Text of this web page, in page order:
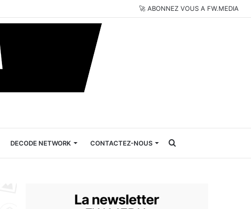
🚀 ABONNEZ VOUS A FW.MEDIA
DECODE NETWORK CONTACTEZ-NOUS Rechercher